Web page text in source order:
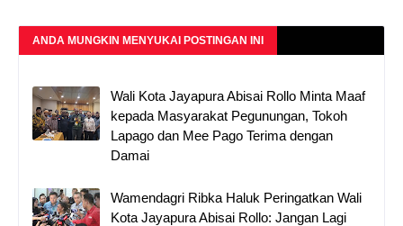
ANDA MUNGKIN MENYUKAI POSTINGAN INI
Wali Kota Jayapura Abisai Rollo Minta Maaf
kepada Masyarakat Pegunungan, Tokoh
Lapago dan Mee Pago Terima dengan
Damai
Wamendagri Ribka Haluk Peringatkan Wali
Kota Jayapura Abisai Rollo: Jangan Lagi